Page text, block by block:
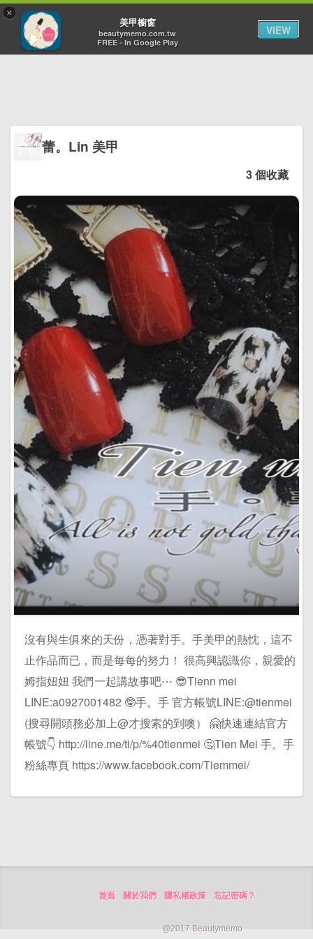
蕾。Lin 美甲
3 個收藏
沒有與生俱來的天份，憑著對手。手美甲的熱忱，這不
止作品而已，而是每每的努力！ 很高興認識你，親愛的
姆指妞妞 我們一起講故事吧⋯ 😎Tienn mei
LINE:a0927001482 🤓手。手 官方帳號LINE:@tienmei
(搜尋開頭務必加上@才搜索的到噢） 🤗快速連結官方
帳號👇 http://line.me/ti/p/%40tienmei 🤔Tien Mei 手。手
粉絲專頁 https://www.facebook.com/Tiemmei/
首頁 關於我們 隱私權政策 忘記密碼？
@2017 Beautymemo
×
美甲櫥窗
beautymemo.com.tw
FREE - In Google Play
VIEW